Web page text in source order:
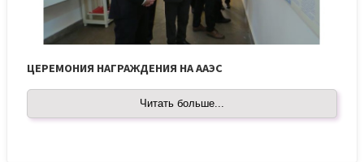
ЦЕРЕМОНИЯ НАГРАЖДЕНИЯ НА ААЭС
Читать больше...